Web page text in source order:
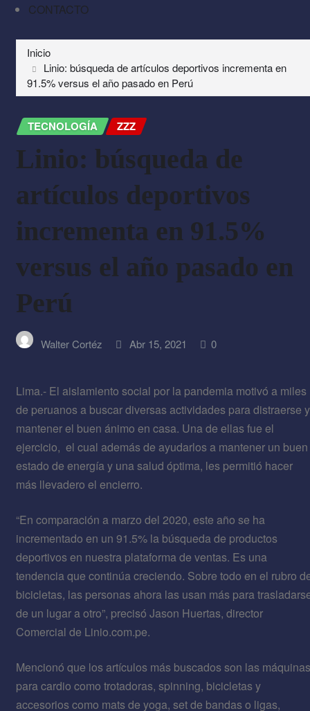
CONTACTO
Inicio
Linio: búsqueda de artículos deportivos incrementa en
91.5% versus el año pasado en Perú
TECNOLOGÍA ZZZ
Linio: búsqueda de
artículos deportivos
incrementa en 91.5%
versus el año pasado en
Perú
Walter Cortéz Abr 15, 2021 0
Lima.- El aislamiento social por la pandemia motivó a miles
de peruanos a buscar diversas actividades para distraerse y
mantener el buen ánimo en casa. Una de ellas fue el
ejercicio, el cual además de ayudarlos a mantener un buen
estado de energía y una salud óptima, les permitió hacer
más llevadero el encierro.
“En comparación a marzo del 2020, este año se ha
incrementado en un 91.5% la búsqueda de productos
deportivos en nuestra plataforma de ventas. Es una
tendencia que continúa creciendo. Sobre todo en el rubro
bicicletas, las personas ahora las usan más para
de un lugar a otro”, precisó Jason Huertas, director
Comercial de Linio.com.pe.
Mencionó que los artículos más buscados son las máquinas
para cardio como trotadoras, spinning, bicicletas y
accesorios como mats de yoga, set de bandas o ligas,